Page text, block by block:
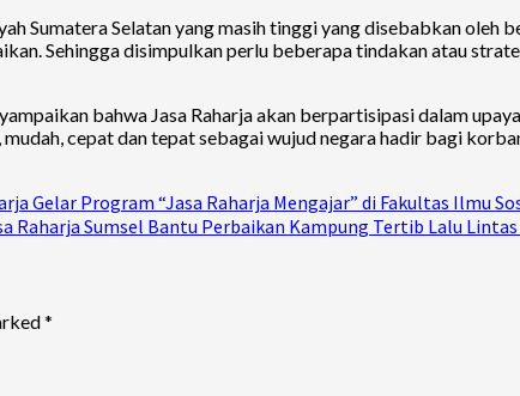
Sumatera Selatan yang masih tinggi yang disebabkan oleh
Sehingga disimpulkan perlu beberapa tindakan atau
bahwa Jasa Raharja akan berpartisipasi dalam
cepat dan tepat sebagai wujud negara hadir bagi
Gelar Program “Jasa Raharja Mengajar” di Fakultas Ilmu
Raharja Sumsel Bantu Perbaikan Kampung Tertib Lalu
*